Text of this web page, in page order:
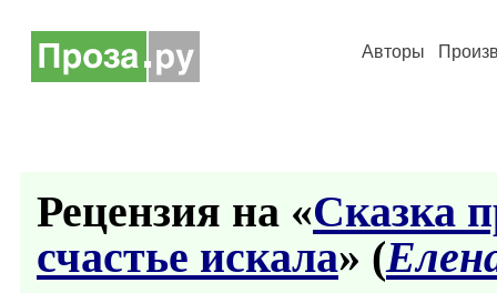
Авторы
Рецензия на «Сказка
счастье искала» (